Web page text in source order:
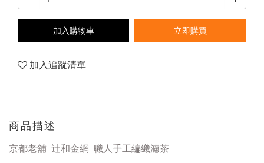
加入購物車 立即購買
加入追蹤清單
商品描述
京都老舖 辻和金網 職人手工編織濾茶